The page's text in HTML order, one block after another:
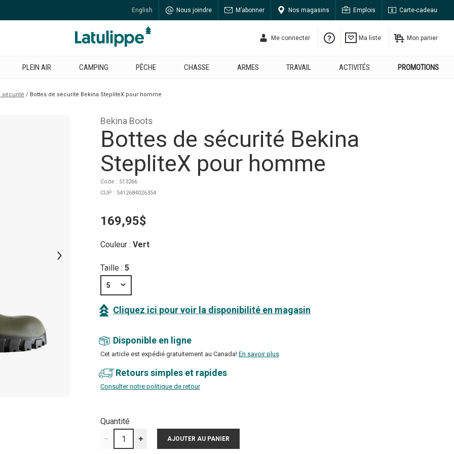
English Nous joindre M’abonner Nos magasins Emplois Carte-cadeau
Me connecter Ma liste Mon panier
PLEIN AIR CAMPING PÊCHE CHASSE ARMES TRAVAIL ACTIVITÉS PROMOTIONS
sécurité Bottes de sécurité Bekina StepliteX pour homme
Bekina Boots
Bottes de sécurité Bekina
StepliteX pour homme
Code : 513266
CUP : 5412684026354
169,95$
Couleur : Vert
Taille : 5
5
Cliquez ici pour voir la disponibilité en magasin
Disponible en ligne
Cet article est expédié gratuitement au Canada! En savoir plus
Retours simples et rapides
Consulter notre politique de retour
Quantité